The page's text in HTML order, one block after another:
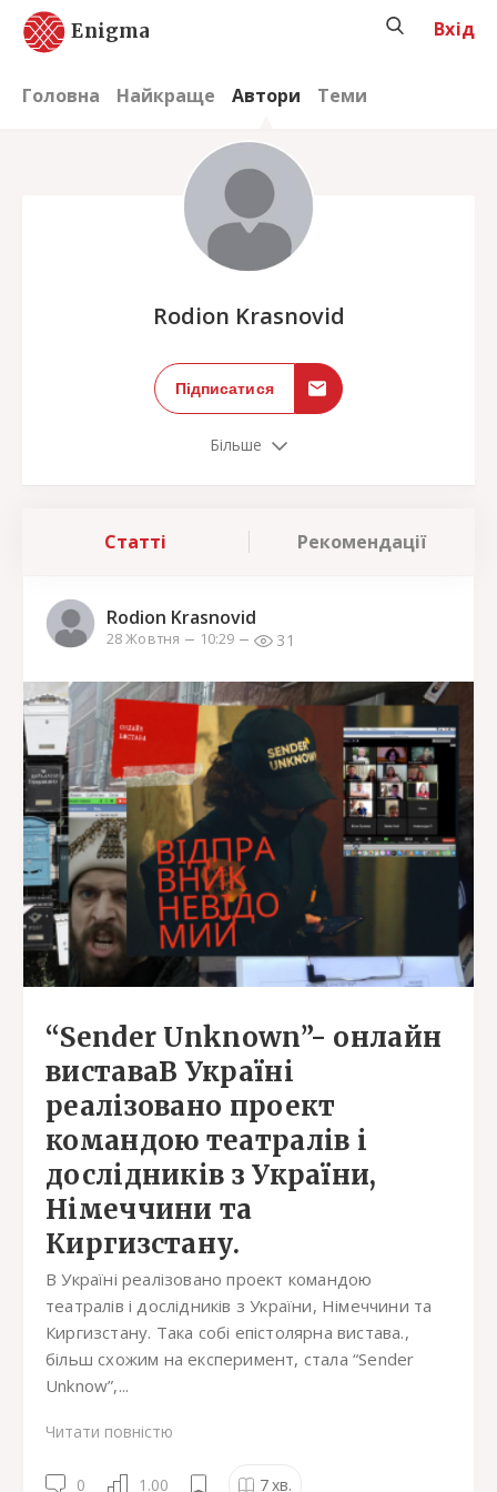
Enigma
Головна Найкраще Автори Теми
Вхід
Rodion Krasnovid
Підписатися
Більше
Статті Рекомендації
Rodion Krasnovid
28 Жовтня 10:29 31
“Sender Unknown”- онлайн
виставаВ Україні
реалізовано проект
командою театралів і
дослідників з України,
Німеччини та
Киргизстану.
В Україні реалізовано проект командою
театралів і дослідників з України, Німеччини та
Киргизстану. Така собі епістолярна вистава.,
більш схожим на експеримент, стала “Sender
Unknow”,...
Читати повністю
0 1.00 7хв.